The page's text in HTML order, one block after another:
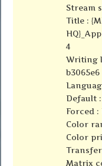
Stream
Title :
4
Writing
b3065e6
Default :
Forced :
Color
Color
Matrix